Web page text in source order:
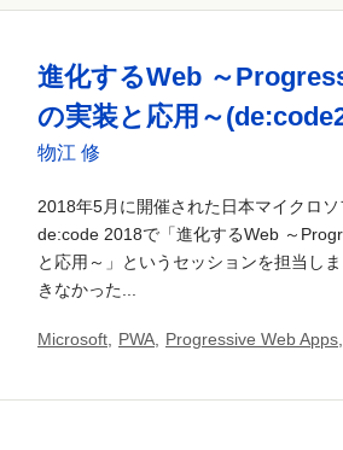
進化するWeb ～
の実装と応用～
物江 修
2018年5月に開催された日本マイクロ
de:code 2018で「進化するWeb ～
と応用～」というセッションを担当し
きなかった...
Microsoft PWA Progressive Web Apps